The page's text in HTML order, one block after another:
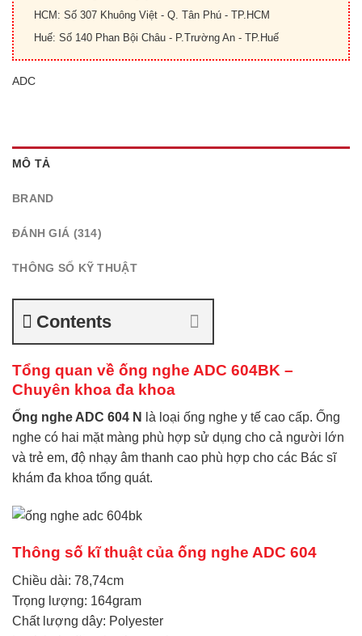
HCM: Số 307 Khuông Việt - Q. Tân Phú - TP.HCM
Huế: Số 140 Phan Bội Châu - P.Trường An - TP.Huế
ADC
MÔ TẢ
BRAND
ĐÁNH GIÁ (314)
THÔNG SỐ KỸ THUẬT
Contents
Tổng quan về ống nghe ADC 604BK –
Chuyên khoa đa khoa
Ống nghe ADC 604 N
là loại ống nghe y tế cao cấp. Ống
nghe có hai mặt màng phù hợp sử dụng cho cả người lớn
và trẻ em, độ nhạy âm thanh cao phù hợp cho các Bác sĩ
khám đa khoa tổng quát.
Thông số kĩ thuật của ống nghe ADC 604
Chiều dài: 78,74cm
Trọng lượng: 164gram
Chất lượng dây: Polyester